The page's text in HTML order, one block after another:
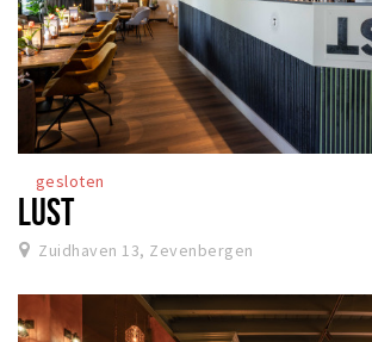
gesloten
LUST
Zuidhaven 13, Zevenbergen